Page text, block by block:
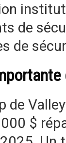
de
de
de
$